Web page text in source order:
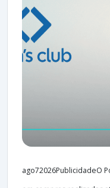
ago72026PublicidadeO